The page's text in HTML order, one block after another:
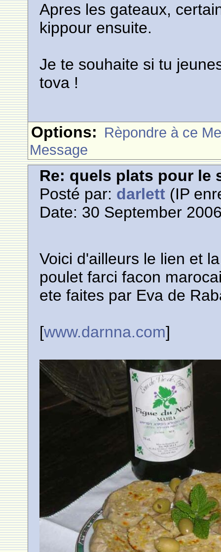
Apres les gateaux,
kippour ensuite.
Je te souhaite si tu
tova !
Options: Rèpondre à ce
Message
Re: quels plats pour le
Posté par: darlett (IP
Date: 30 September
Voici d'ailleurs le lien et
poulet farci facon
ete faites par Eva de
[www.darnna.com]